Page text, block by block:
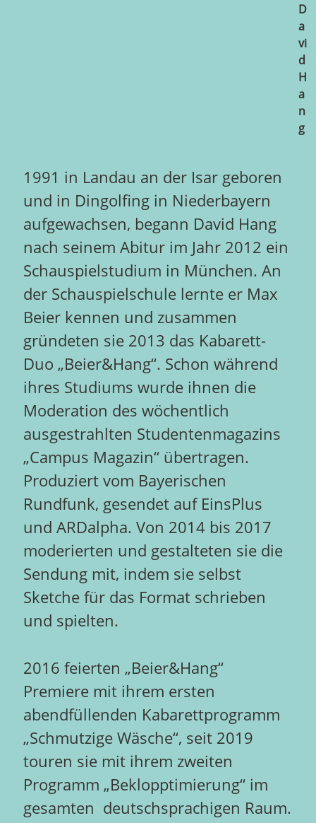
D
a
vi
d
H
a
n
g
1991 in Landau an der Isar geboren
und in Dingolfing in Niederbayern
aufgewachsen, begann David Hang
nach seinem Abitur im Jahr 2012 ein
Schauspielstudium in München. An
der Schauspielschule lernte er Max
Beier kennen und zusammen
gründeten sie 2013 das Kabarett-
Duo „Beier&Hang“. Schon während
ihres Studiums wurde ihnen die
Moderation des wöchentlich
ausgestrahlten Studentenmagazins
„Campus Magazin“ übertragen.
Produziert vom Bayerischen
Rundfunk, gesendet auf EinsPlus
und ARDalpha. Von 2014 bis 2017
moderierten und gestalteten sie die
Sendung mit, indem sie selbst
Sketche für das Format schrieben
und spielten.
2016 feierten „Beier&Hang“
Premiere mit ihrem ersten
abendfüllenden Kabarettprogramm
„Schmutzige Wäsche“, seit 2019
touren sie mit ihrem zweiten
Programm „Beklopptimierung“ im
gesamten deutschsprachigen Raum.